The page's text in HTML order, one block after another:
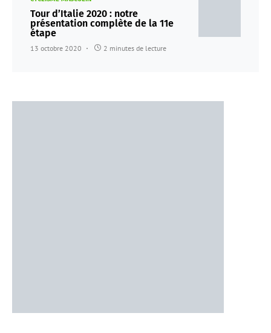
Tour d’Italie 2020 : notre
présentation complète de la 11e
étape
13 octobre 2020 2 minutes de lecture